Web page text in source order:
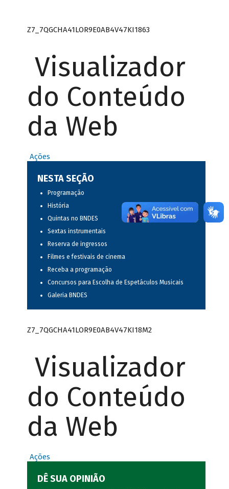
Z7_7QGCHA41LOR9E0AB4V47KI1863
Visualizador
do Conteúdo
da Web
Ações
NESTA SEÇÃO
Programação
História
Quintas no BNDES
Sextas instrumentais
Reserva de ingressos
Filmes e festivais de cinema
Receba a programação
Concursos para Escolha de Espetáculos Musicais
Galeria BNDES
Z7_7QGCHA41LOR9E0AB4V47KI18M2
Visualizador
do Conteúdo
da Web
Ações
DÊ SUA OPINIÃO